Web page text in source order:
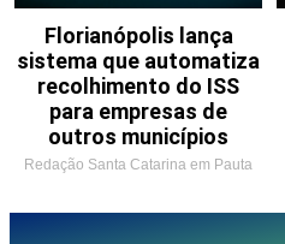
Florianópolis lança
sistema que automatiza
recolhimento do ISS
para empresas de
outros municípios
Redação Santa Catarina em Pauta